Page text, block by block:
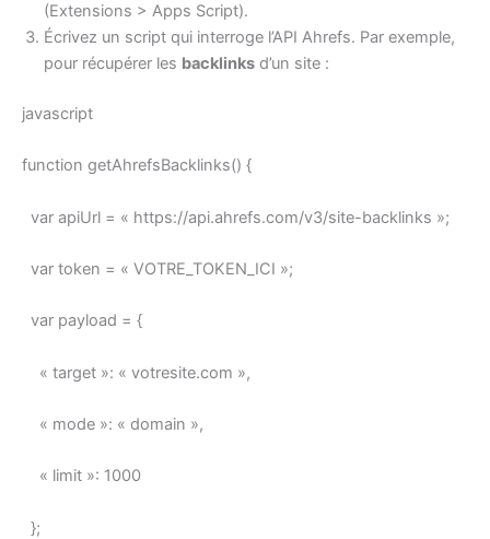
(Extensions > Apps Script).
Écrivez un script qui interroge l’API Ahrefs. Par exemple,
pour récupérer les backlinks d’un site :
javascript
function getAhrefsBacklinks() {
var apiUrl = « https://api.ahrefs.com/v3/site-backlinks »;
var token = « VOTRE_TOKEN_ICI »;
var payload = {
« target »: « votresite.com »,
« mode »: « domain »,
« limit »: 1000
};